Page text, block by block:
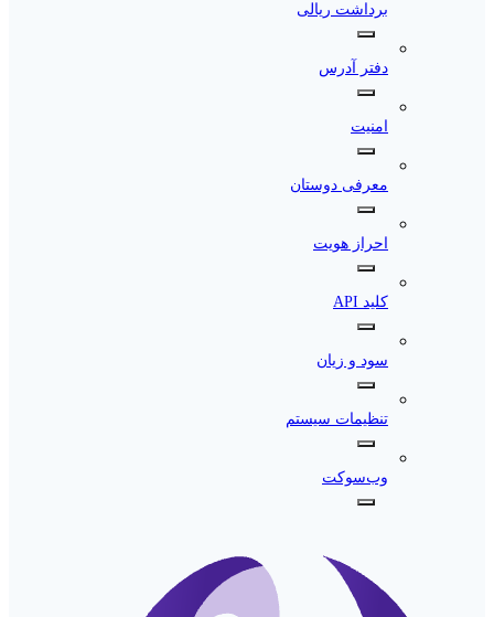
برداشت ریالی
دفتر آدرس
امنیت
معرفی دوستان
احراز هویت
کلید API
سود و زیان
تنظیمات سیستم
وب‌سوکت